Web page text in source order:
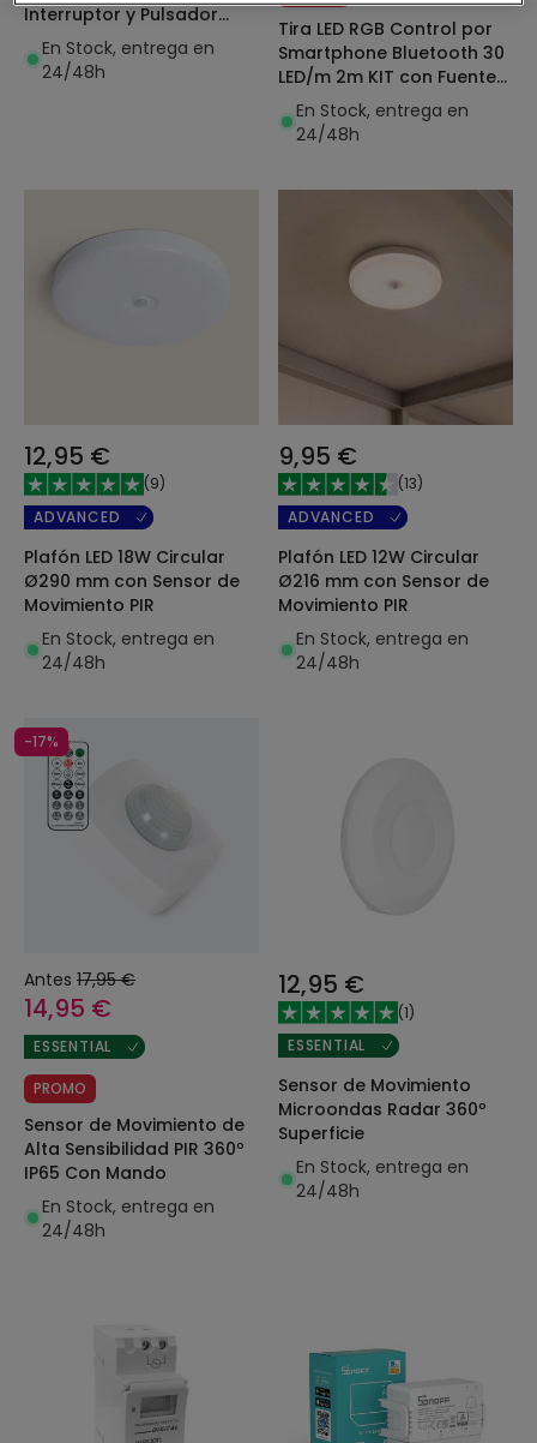
Interruptor y Pulsador
Convencional
En Stock, entrega en
24/48h
Tira LED RGB Control por
Smartphone Bluetooth 30
LED/m 2m KIT con Fuente
de Alimentación
En Stock, entrega en
24/48h
12,95 €
(9)
ADVANCED
Plafón LED 18W Circular
Ø290 mm con Sensor de
Movimiento PIR
En Stock, entrega en
24/48h
9,95 €
(13)
ADVANCED
Plafón LED 12W Circular
Ø216 mm con Sensor de
Movimiento PIR
En Stock, entrega en
24/48h
-17%
Antes 17,95 €
14,95 €
ESSENTIAL
PROMO
Sensor de Movimiento de
Alta Sensibilidad PIR 360º
IP65 Con Mando
En Stock, entrega en
24/48h
12,95 €
(1)
ESSENTIAL
Sensor de Movimiento
Microondas Radar 360º
Superficie
En Stock, entrega en
24/48h